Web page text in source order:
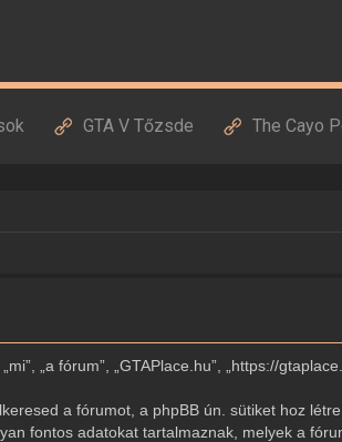
GTA V Tőzsde The Cayo
„a fórum”, „GTAPlace.hu”, „https://
a fórumot, a phpBB ún. sütiket hoz
fontos adatokat tartalmaznak, melyek a